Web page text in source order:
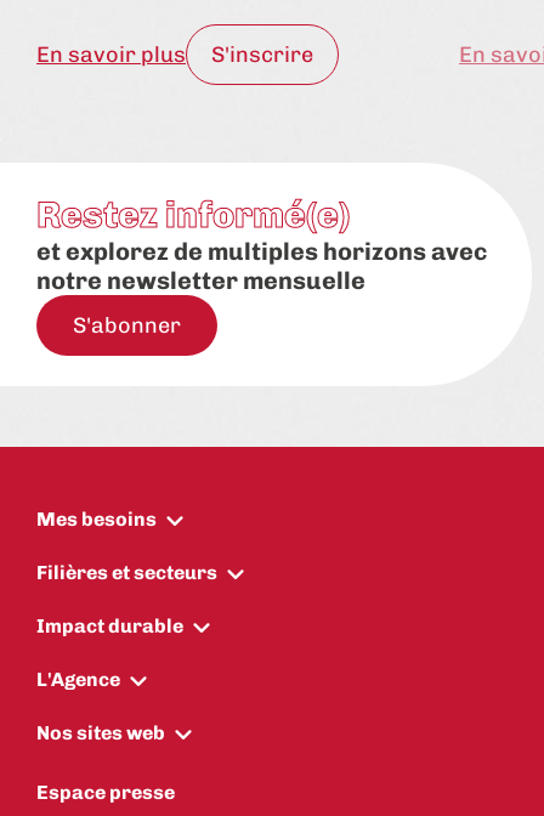
En savoir plus S'inscrire En
Restez informé(e)
et explorez de multiples horizons avec
notre newsletter mensuelle
S'abonner
Mes besoins
Filières et secteurs
Impact durable
L'Agence
Nos sites web
Espace presse